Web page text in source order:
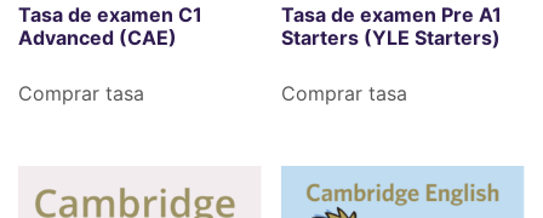
Tasa de examen C1
Advanced (CAE)
Comprar tasa
Tasa de examen Pre A1
Starters (YLE Starters)
Comprar tasa